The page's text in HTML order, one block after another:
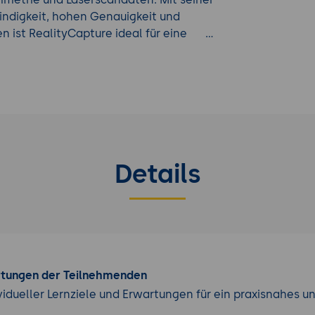
hohen Genauigkeit und
ist RealityCapture ideal für eine
Branchen. Im Vergleich zu
Details
der Teilnehmenden
Lernziele und Erwartungen für ein praxisnahes